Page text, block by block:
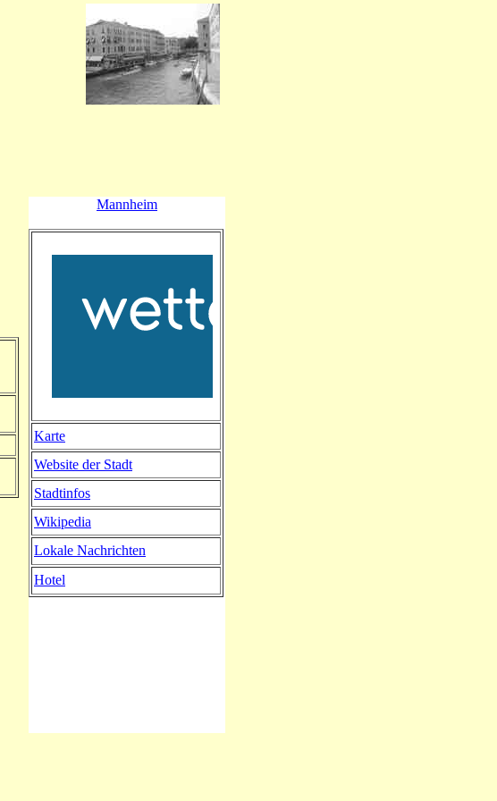
Mannheim
Karte
Website der Stadt
Stadtinfos
Wikipedia
Lokale Nachrichten
Hotel